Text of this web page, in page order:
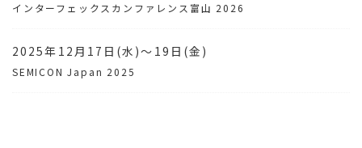
インターフェックスカンファレンス富山 2026
2025年12月17日(水)～19日(金)
SEMICON Japan 2025